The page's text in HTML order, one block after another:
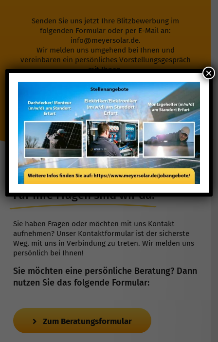
Senden Sie uns jetzt Ihre Blitzbewerbung im
folgenden Formular oder per E-Mail an:
info@meyersolar.de.
Wir melden uns umgehend bei Ihnen und
vereinbaren ein persönliches Vorstellungsgespräch
mit Ihnen.
Zur Blitzbewerbung
Für Ihre Fragen sind wir da!
Sie haben Fragen oder möchten mit uns Kontakt
aufnehmen? Unser Kontaktformular ist der sicherste
Weg, mit uns in Verbindung zu treten. Wir melden uns
persönlich bei Ihnen!
Sie möchten eine persönliche Beratung? Dann
nutzen Sie das folgende Formular:
Zum Beratungsformular
×